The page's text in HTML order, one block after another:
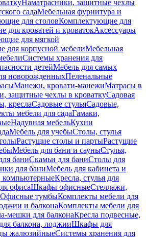
Наматрасники, защитные чехлы
садаМебельная фурнитура и
для столовКомплектующие для
для кроватей и кроватокАксессуары
для мягкой
для корпусной мебелиМебельная
Системы хранения для
детейМебель для самых
новорожденныхПеленальные
Манежи, кровати-манежиМатрасы в
защитные чехлы в кроваткуСадовая
креслаСадовые стульяСадовые,
мебели для садаГамаки,
Надувная мебельКухни
Мебель для учебыСтолы, стулья
Растущие столы и партыРастущие
Мебель для бани и сауныСтулья,
баниСкамьи для баниСтолы для
для баниМебель для кабинета и
Кресла, стулья для
офисаШкафы офисныеСтеллажи,
Офисные тумбыКомплекты мебели для
и балконаКомплекты мебели для
мешки для балконаКресла подвесные,
балкона, лоджииШкафы для
жалюзийныеСистемы хранения для